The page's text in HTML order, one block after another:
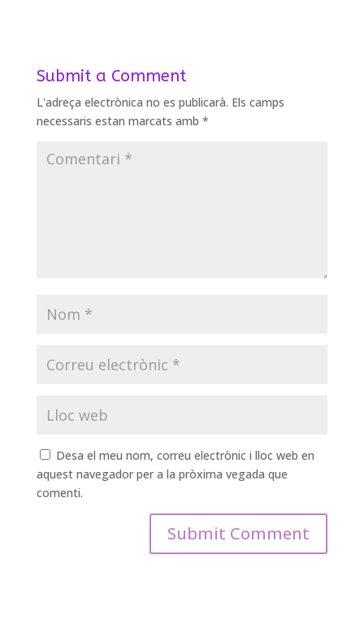
Submit a Comment
L'adreça electrònica no es publicarà. Els camps
necessaris estan marcats amb *
Desa el meu nom, correu electrònic i lloc web en
aquest navegador per a la pròxima vegada que
comenti.